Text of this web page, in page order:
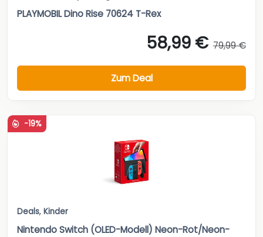
PLAYMOBIL Dino Rise 70624 T-Rex
58,99 € 79,99 €
Zum Deal
-19%
Deals, Kinder
Nintendo Switch (OLED-Modell) Neon-Rot/Neon-